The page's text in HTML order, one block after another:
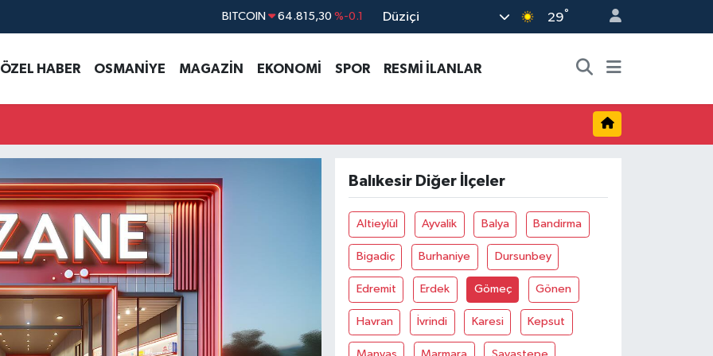
BITCOIN 64.815,30 %-0.1
EURO 55,2510 %0.32
STERLİN 64,4811 %0.38
BİST100 13.779
Düziçi 29°
ÖZEL HABER OSMANİYE MAGAZİN EKONOMİ SPOR RESMİ İLANLAR
Balıkesir Diğer İlçeler
Altieylül Ayvalik Balya Bandirma
Bigadiç Burhaniye Dursunbey
Edremit Erdek Gömeç Gönen
Havran İvrindi Karesi Kepsut